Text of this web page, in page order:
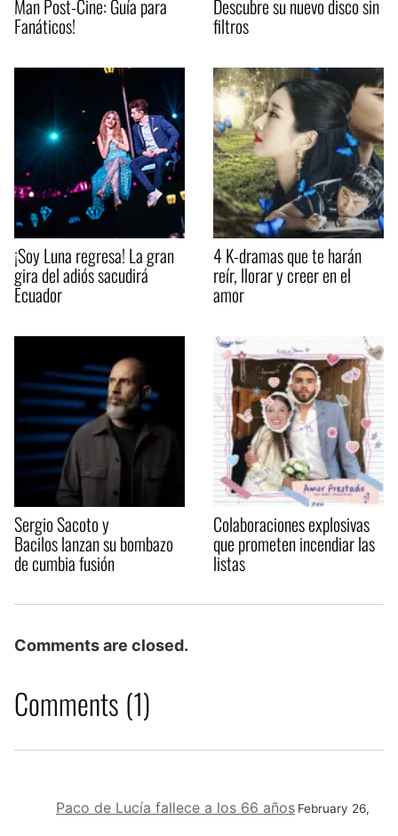
Man Post-Cine: Guía para
Fanáticos!
Descubre su nuevo disco sin
filtros
¡Soy Luna regresa! La gran
gira del adiós sacudirá
Ecuador
4 K-dramas que te harán
reír, llorar y creer en el
amor
Sergio Sacoto y
Bacilos lanzan su bombazo
de cumbia fusión
Colaboraciones explosivas
que prometen incendiar las
listas
Comments are closed.
Comments (1)
Paco de Lucía fallece a los 66 años February 26,